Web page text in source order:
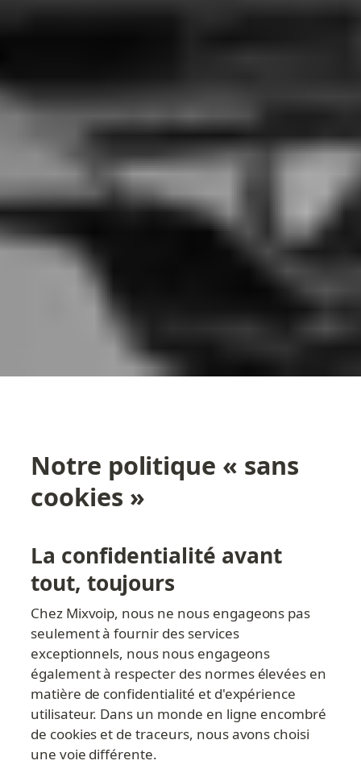
Notre politique « sans
cookies »
La confidentialité avant
tout, toujours
Chez Mixvoip, nous ne nous engageons pas
seulement à fournir des services
exceptionnels, nous nous engageons
également à respecter des normes élevées en
matière de confidentialité et d'expérience
utilisateur. Dans un monde en ligne encombré
de cookies et de traceurs, nous avons choisi
une voie différente.